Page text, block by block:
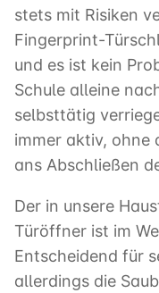
stets mit Risiken
Fingerprint-
und es ist kein
Schule alleine
selbsttätig
immer aktiv, ohne
ans Abschließen
Der in unsere
Türöffner ist im
Entscheidend für
allerdings die